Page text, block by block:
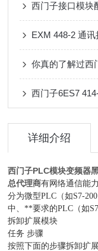
西门子接口模块
EXM 448-2 通
你真的了解过西
西门子6ES7
详细介绍
西门子PLC模块变频器
总代理商有网络通信能
分为微型PLC（如S7-
中、**要求的PLC（如
拆卸扩展模块
任务 步骤
按照下面的步骤拆卸扩